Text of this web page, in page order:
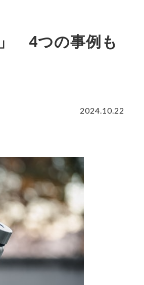
4つの事例も
2024.10.22